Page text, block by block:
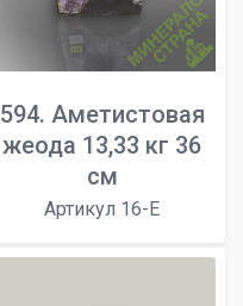
594. Аметистовая
жеода 13,33 кг 36
см
Артикул 16-E